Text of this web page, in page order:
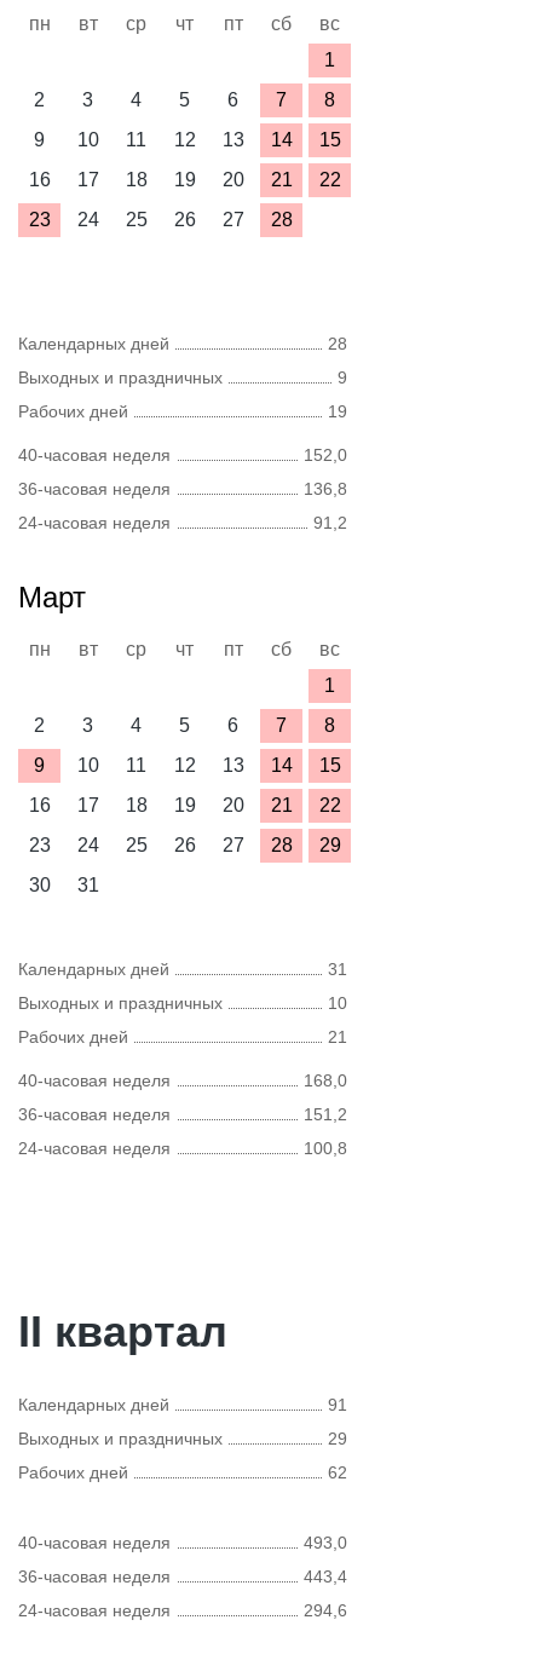
пн вт ср чт пт сб
вс
1
2
3 4 5 6 7
8
9
10 11 12 13 14
15
16
17 18 19 20 21
22
23
24 25 26 27 28
Календарных дней
28
Выходных и праздничных
9
Рабочих дней
19
40-часовая неделя
152,0
36-часовая неделя
136,8
24-часовая неделя
91,2
Март
пн вт ср чт пт сб
вс
1
2
3 4 5 6 7
8
9
10 11 12 13 14
15
16
17 18 19 20 21
22
23
24 25 26 27 28
29
30
31
Календарных дней
31
Выходных и праздничных
10
Рабочих дней
21
40-часовая неделя
168,0
36-часовая неделя
151,2
24-часовая неделя
100,8
II квартал
Календарных дней
91
Выходных и праздничных
29
Рабочих дней
62
40-часовая неделя
493,0
36-часовая неделя
443,4
24-часовая неделя
294,6